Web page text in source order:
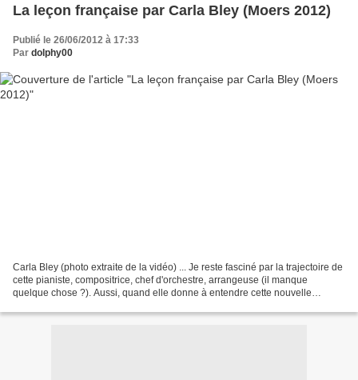
La leçon française par Carla Bley (Moers 2012)
Publié le 26/06/2012 à 17:33
Par dolphy00
Carla Bley (photo extraite de la vidéo) ... Je reste fasciné par la trajectoire de
cette pianiste, compositrice, chef d'orchestre, arrangeuse (il manque
quelque chose ?). Aussi, quand elle donne à entendre cette nouvelle